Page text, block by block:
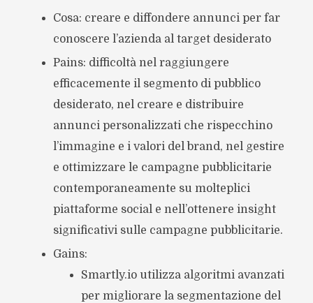
Cosa: creare e diffondere annunci per far
conoscere l’azienda al target desiderato
Pains: difficoltà nel raggiungere
efficacemente il segmento di pubblico
desiderato, nel creare e distribuire
annunci personalizzati che rispecchino
l’immagine e i valori del brand, nel gestire
e ottimizzare le campagne pubblicitarie
contemporaneamente su molteplici
piattaforme social e nell’ottenere insight
significativi sulle campagne pubblicitarie.
Gains:
Smartly.io utilizza algoritmi avanzati
per migliorare la segmentazione del